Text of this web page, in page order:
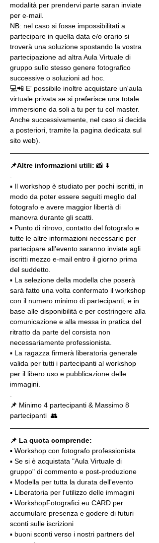
modalità per prendervi parte saran inviate
per e-mail.
NB: nel caso si fosse impossibilitati a
partecipare in quella data e/o orario si
troverà una soluzione spostando la vostra
partecipazione ad altra Aula Virtuale di
gruppo sullo stesso genere fotografico
successive o soluzioni ad hoc.
💻📲 E' possibile inoltre acquistare un'aula
virtuale privata se si preferisce una totale
immersione da soli a tu per tu col master.
Anche successivamente, nel caso si decida
a posteriori, tramite la pagina dedicata sul
sito web).
📌Altre informazioni utili: 📸 ⬇️
▪️ Il workshop è studiato per pochi iscritti, in
modo da poter essere seguiti meglio dal
fotografo e avere maggior libertà di
manovra durante gli scatti.
▪️ Punto di ritrovo, contatto del fotografo e
tutte le altre informazioni necessarie per
partecipare all'evento saranno inviate agli
iscritti mezzo e-mail entro il giorno prima
del suddetto.
▪️ La selezione della modella che poserà
sarà fatto una volta confermato il workshop
con il numero minimo di partecipanti, e in
base alle disponibilità e per costringere alla
comunicazione e alla messa in pratica del
ritratto da parte del corsista non
necessariamente professionista.
▪️ La ragazza firmerà liberatoria generale
valida per tutti i partecipanti al workshop
per il libero uso e pubblicazione delle
immagini.
📌 Minimo 4 partecipanti & Massimo 8
partecipanti  👥
📌 La quota comprende:
▪️ Workshop con fotografo professionista
▪️ Se si è acquistata "Aula Virtuale di
gruppo" di commento e post-produzione
▪️ Modella per tutta la durata dell'evento
▪️ Liberatoria per l'utilizzo delle immagini
▪️ WorkshopFotografici.eu CARD per
accumulare presenza e godere di futuri
sconti sulle iscrizioni
▪️ buoni sconti verso i nostri partners del